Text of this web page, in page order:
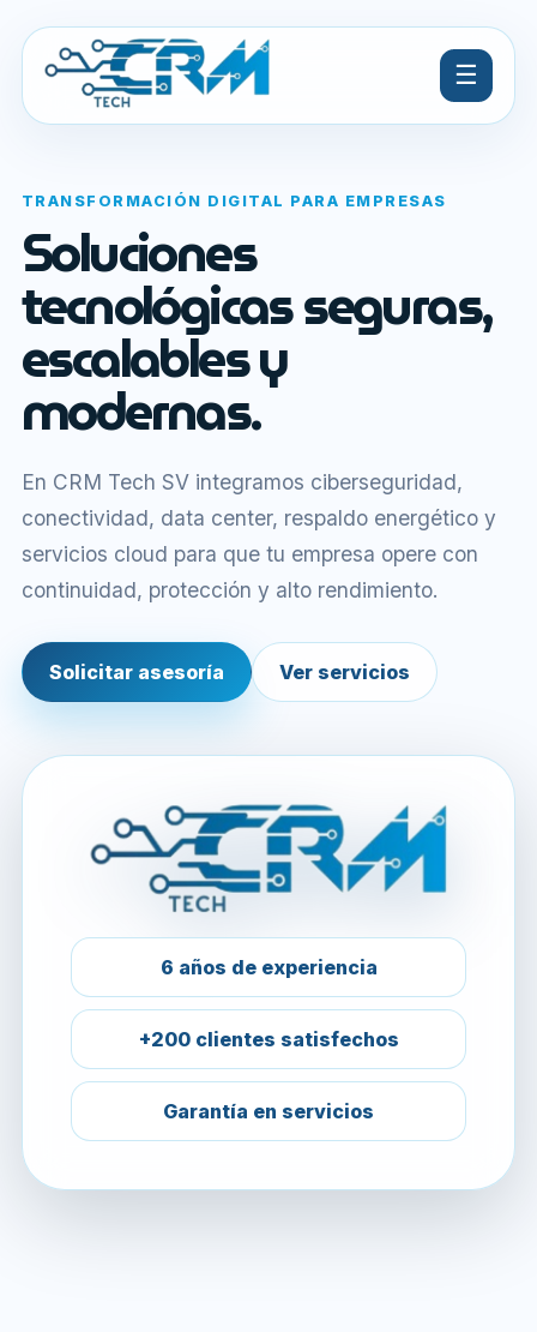
☰
TRANSFORMACIÓN DIGITAL PARA EMPRESAS
Soluciones
tecnológicas seguras,
escalables y
modernas.
En CRM Tech SV integramos ciberseguridad,
conectividad, data center, respaldo energético y
servicios cloud para que tu empresa opere con
continuidad, protección y alto rendimiento.
Solicitar asesoría Ver servicios
6 años de experiencia
+200 clientes satisfechos
Garantía en servicios